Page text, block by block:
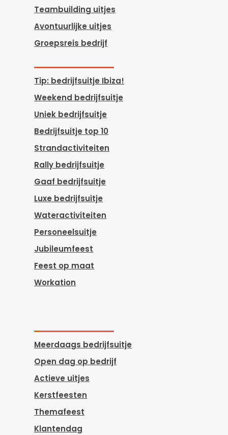
Teambuilding uitjes
Avontuurlijke uitjes
Groepsreis bedrijf
Tip: bedrijfsuitje Ibiza!
Weekend bedrijfsuitje
Uniek bedrijfsuitje
Bedrijfsuitje top 10
Strandactiviteiten
Rally bedrijfsuitje
Gaaf bedrijfsuitje
Luxe bedrijfsuitje
Wateractiviteiten
Personeelsuitje
Jubileumfeest
Feest op maat
Workation
Meerdaags bedrijfsuitje
Open dag op bedrijf
Actieve uitjes
Kerstfeesten
Themafeest
Klantendag